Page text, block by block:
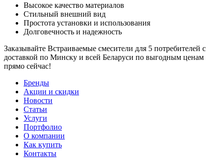
Высокое качество материалов
Стильный внешний вид
Простота установки и использования
Долговечность и надежность
Заказывайте Встраиваемые смесители для 5 потребителей с
доставкой по Минску и всей Беларуси по выгодным ценам
прямо сейчас!
Бренды
Акции и скидки
Новости
Статьи
Услуги
Портфолио
О компании
Как купить
Контакты